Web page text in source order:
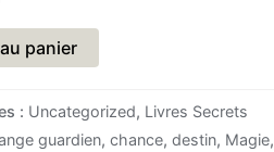
panier
: Uncategorized, Livres Secrets
guardien, chance, destin, Magie,